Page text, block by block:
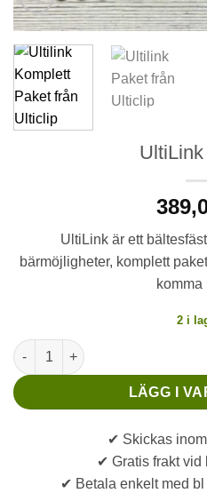
UltiLink är ett
bärmöjligheter, komplett
komma
2 i
UltiLink Paket mängd
LÄGG I
✔ Skickas
✔ Gratis frakt vid
✔ Betala enkelt med